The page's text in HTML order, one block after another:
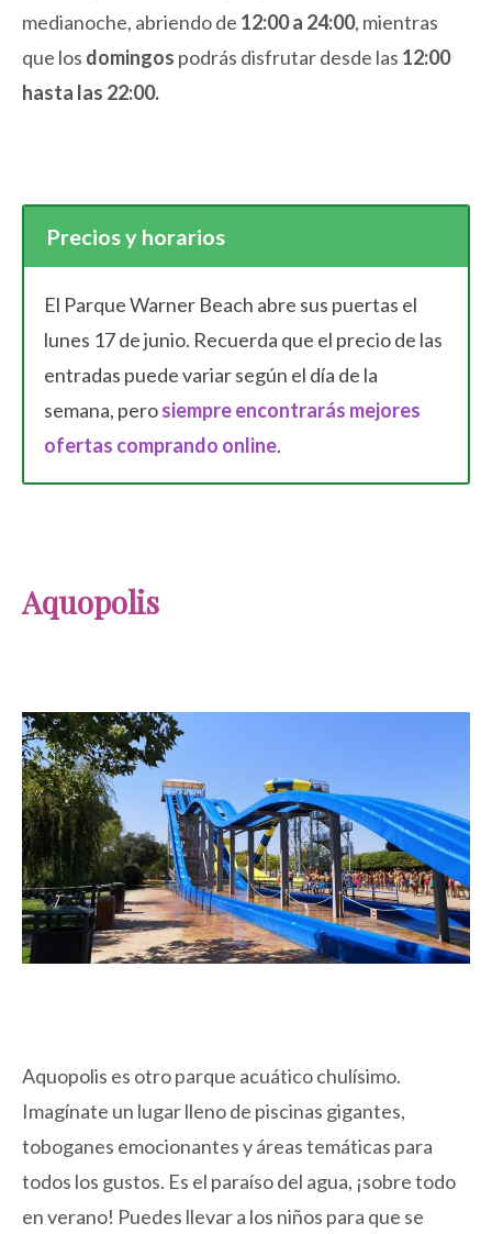
medianoche, abriendo de 12:00 a 24:00, mientras
que los domingos podrás disfrutar desde las 12:00
hasta las 22:00.
Precios y horarios
El Parque Warner Beach abre sus puertas el
lunes 17 de junio. Recuerda que el precio de las
entradas puede variar según el día de la
semana, perosiempre encontrarás mejores
ofertas comprando online.
Aquopolis
Aquopolis es otro parque acuático chulísimo.
Imagínate un lugar lleno de piscinas gigantes,
toboganes emocionantes y áreas temáticas para
todos los gustos. Es el paraíso del agua, ¡sobre todo
en verano! Puedes llevar a los niños para que se